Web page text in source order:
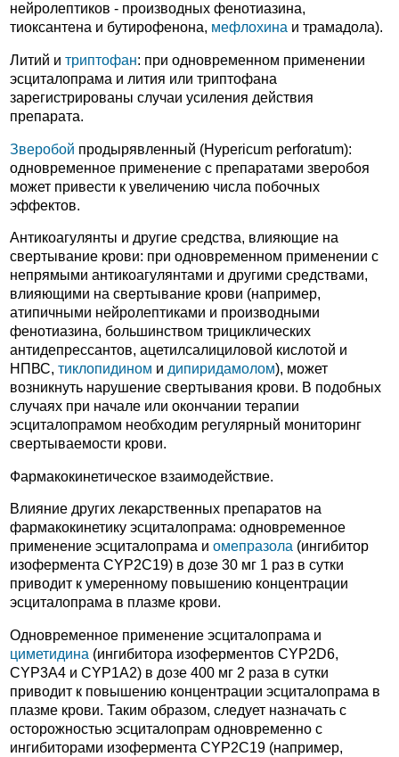
нейролептиков - производных фенотиазина,
тиоксантена и бутирофенона, мефлохина и трамадола).
Литий и триптофан: при одновременном применении
эсциталопрама и лития или триптофана
зарегистрированы случаи усиления действия
препарата.
Зверобой продырявленный (Hypericum perforatum):
одновременное применение с препаратами зверобоя
может привести к увеличению числа побочных
эффектов.
Антикоагулянты и другие средства, влияющие на
свертывание крови: при одновременном применении с
непрямыми антикоагулянтами и другими средствами,
влияющими на свертывание крови (например,
атипичными нейролептиками и производными
фенотиазина, большинством трициклических
антидепрессантов, ацетилсалициловой кислотой и
НПВС, тиклопидином и дипиридамолом), может
возникнуть нарушение свертывания крови. В подобных
случаях при начале или окончании терапии
эсциталопрамом необходим регулярный мониторинг
свертываемости крови.
Фармакокинетическое взаимодействие.
Влияние других лекарственных препаратов на
фармакокинетику эсциталопрама: одновременное
применение эсциталопрама и омепразола (ингибитор
изофермента CYP2C19) в дозе 30 мг 1 раз в сутки
приводит к умеренному повышению концентрации
эсциталопрама в плазме крови.
Одновременное применение эсциталопрама и
циметидина (ингибитора изоферментов CYP2D6,
CYP3A4 и CYP1A2) в дозе 400 мг 2 раза в сутки
приводит к повышению концентрации эсциталопрама в
плазме крови. Таким образом, следует назначать с
осторожностью эсциталопрам одновременно с
ингибиторами изофермента CYP2C19 (например,